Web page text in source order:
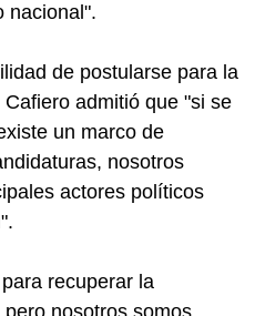
nacional".
de postularse para la
admitió que "si se
un marco de
nosotros
actores políticos
recuperar la
nosotros somos